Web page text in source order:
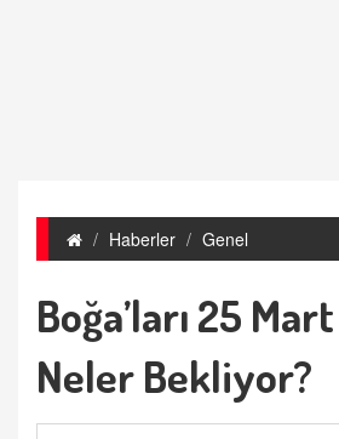
Haberler Genel
Boğa’ları 25
Neler Bekliyor?